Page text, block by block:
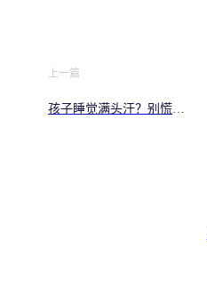
上一篇
孩子睡觉满头汗？别慌！